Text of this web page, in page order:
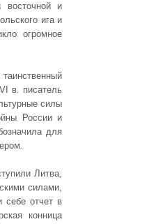
восточной и
ига и
огромное
в. писатель
силы
России и
для
Литва,
силами,
себе отчет в
конница